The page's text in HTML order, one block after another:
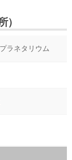
）
ラネタリウム